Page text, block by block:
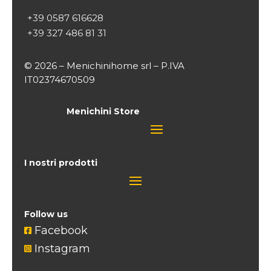
+39 0587 616628
+39 327 486 81 31
© 2026 – Menichinihome srl – P.IVA
IT02374670509
Menichini Store
I nostri prodotti
Follow us
 Facebook
 Instagram